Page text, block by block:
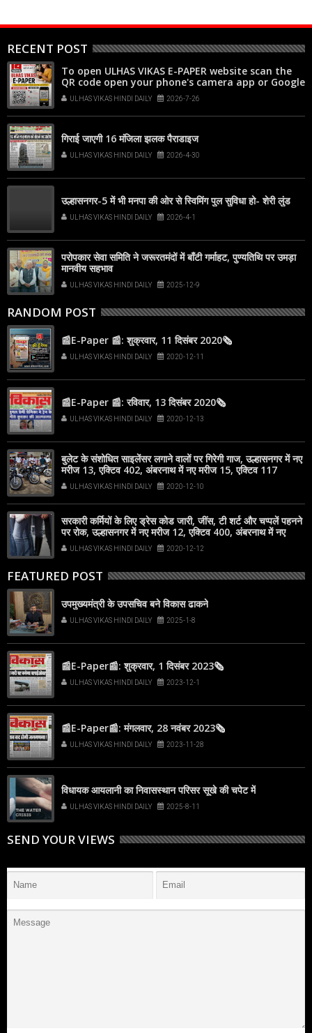
RECENT POST
To open ULHAS VIKAS E-PAPER website scan the
QR code open your phone's camera app or Google
Lens, point it at the code, and tap the web link
popup that appears on your screen
ULHAS VIKAS HINDI DAILY 2026-7-26
गिराई जाएगी 16 मंजिला झलक पैराडाइज
ULHAS VIKAS HINDI DAILY 2026-4-30
उल्हासनगर-5 में भी मनपा की ओर से स्विमिंग पुल सुविधा हो- शेरी लुंड
ULHAS VIKAS HINDI DAILY 2026-4-1
परोपकार सेवा समिति ने जरूरतमंदों में बाँटी गर्माहट, पुण्यतिथि पर उमड़ा
मानवीय सहभाव
ULHAS VIKAS HINDI DAILY 2025-12-9
RANDOM POST
📰E-Paper 📰: शुक्रवार, 11 दिसंबर 2020🗞
ULHAS VIKAS HINDI DAILY 2020-12-11
📰E-Paper 📰: रविवार, 13 दिसंबर 2020🗞
ULHAS VIKAS HINDI DAILY 2020-12-13
बुलेट के संशोधित साइलेंसर लगाने वालों पर गिरेगी गाज, उल्हासनगर में नए
मरीज 13, एक्टिव 402, अंबरनाथ में नए मरीज 15, एक्टिव 117
ULHAS VIKAS HINDI DAILY 2020-12-10
सरकारी कर्मियों के लिए ड्रेस कोड जारी, जींस, टी शर्ट और चप्पलें पहनने
पर रोक, उल्हासनगर में नए मरीज 12, एक्टिव 400, अंबरनाथ में नए
मरीज 10, एक्टिव 126
ULHAS VIKAS HINDI DAILY 2020-12-12
FEATURED POST
उपमुख्यमंत्री के उपसचिव बने विकास ढाकने
ULHAS VIKAS HINDI DAILY 2025-1-8
📰E-Paper📰: शुक्रवार, 1 दिसंबर 2023🗞
ULHAS VIKAS HINDI DAILY 2023-12-1
📰E-Paper📰: मंगलवार, 28 नवंबर 2023🗞
ULHAS VIKAS HINDI DAILY 2023-11-28
विधायक आयलानी का निवासस्थान परिसर सूखे की चपेट में
ULHAS VIKAS HINDI DAILY 2025-8-11
SEND YOUR VIEWS